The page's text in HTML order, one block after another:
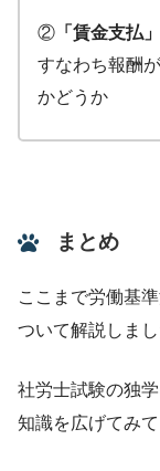
② 「賃金支払
すなわち報酬
かどうか
まとめ
ここまで労働基
ついて解説しまし
社労士試験の独
知識を広げてみて